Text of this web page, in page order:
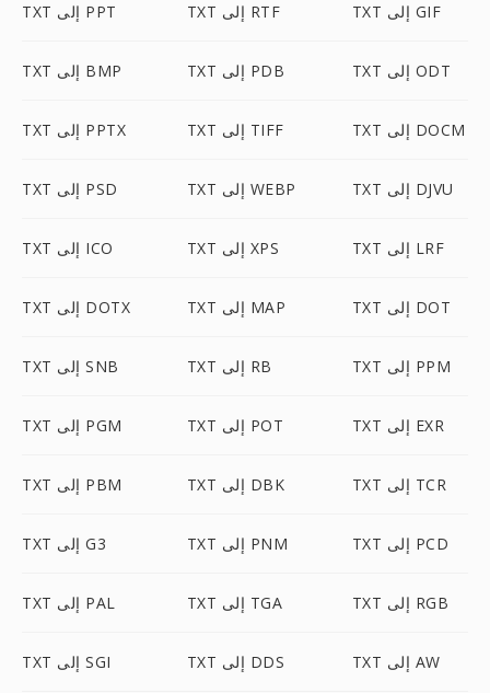
TXT إلى PPT TXT إلى RTF TXT إلى GIF
TXT إلى BMP TXT إلى PDB TXT إلى ODT
TXT إلى PPTX TXT إلى TIFF TXT إلى DOCM
TXT إلى PSD TXT إلى WEBP TXT إلى DJVU
TXT إلى ICO TXT إلى XPS TXT إلى LRF
TXT إلى DOTX TXT إلى MAP TXT إلى DOT
TXT إلى SNB TXT إلى RB TXT إلى PPM
TXT إلى PGM TXT إلى POT TXT إلى EXR
TXT إلى PBM TXT إلى DBK TXT إلى TCR
TXT إلى G3 TXT إلى PNM TXT إلى PCD
TXT إلى PAL TXT إلى TGA TXT إلى RGB
TXT إلى SGI TXT إلى DDS TXT إلى AW